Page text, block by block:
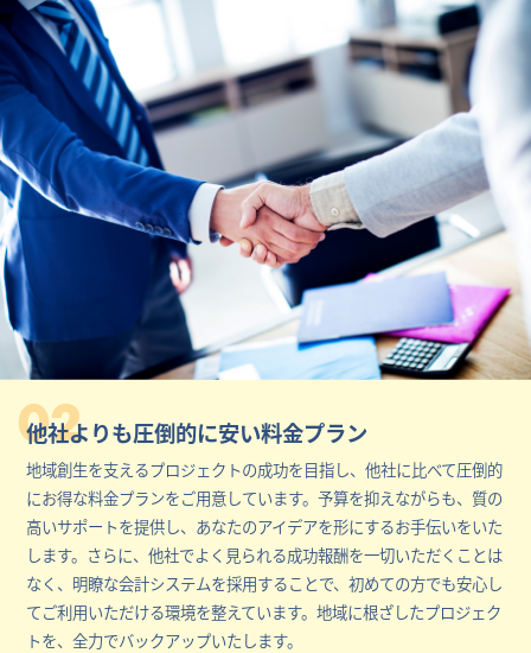
02
他社よりも圧倒的に安い料金プラン
地域創生を支えるプロジェクトの成功を目指し、他社に比べて圧倒的
にお得な料金プランをご用意しています。予算を抑えながらも、質の
高いサポートを提供し、あなたのアイデアを形にするお手伝いをいた
します。さらに、他社でよく見られる成功報酬を一切いただくことは
なく、明瞭な会計システムを採用することで、初めての方でも安心し
てご利用いただける環境を整えています。地域に根ざしたプロジェク
トを、全力でバックアップいたします。